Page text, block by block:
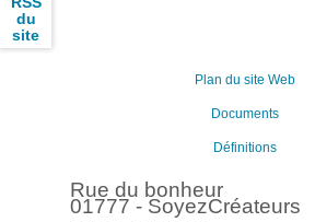
Plan du site Web
Documents
Définitions
Rue du bonheur
01777 - SoyezCréateurs